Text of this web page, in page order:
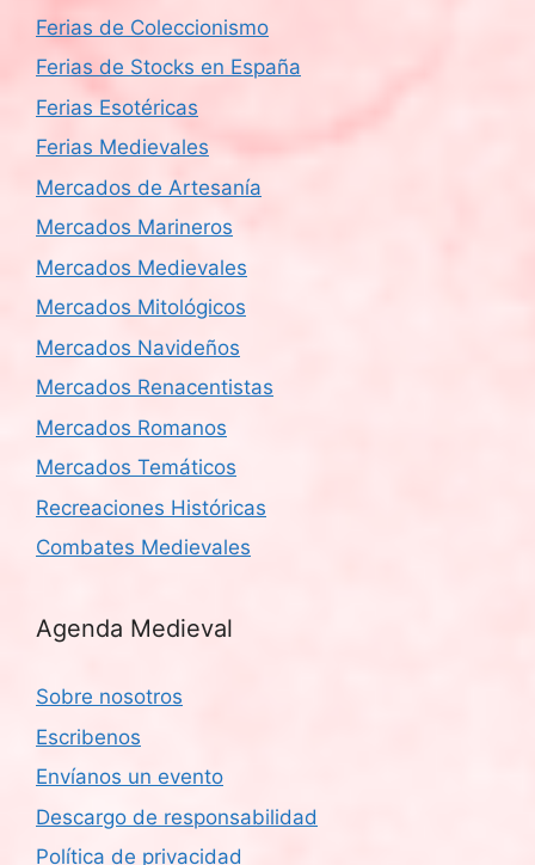
Ferias de Coleccionismo
Ferias de Stocks en España
Ferias Esotéricas
Ferias Medievales
Mercados de Artesanía
Mercados Marineros
Mercados Medievales
Mercados Mitológicos
Mercados Navideños
Mercados Renacentistas
Mercados Romanos
Mercados Temáticos
Recreaciones Históricas
Combates Medievales
Agenda Medieval
Sobre nosotros
Escribenos
Envíanos un evento
Descargo de responsabilidad
Política de privacidad